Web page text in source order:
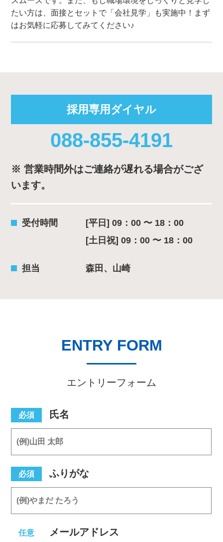
たい方は、面接とセットで「会社見学」も実施中！まず
はお気軽に応募してみてください♪
採用専用ダイヤル
088-855-4191
※ 営業時間外はご連絡が遅れる場合がござ
います。
受付時間
[平日] 09：00 〜 18：00
[土日祝] 09：00 〜 18：00
担当 森田、山崎
ENTRY FORM
エントリーフォーム
必須 氏名
必須 ふりがな
任意 メールアドレス